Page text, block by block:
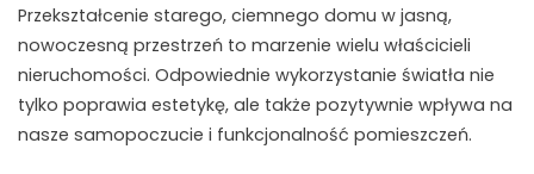
Przekształcenie starego, ciemnego domu w jasną,
nowoczesną przestrzeń to marzenie wielu właścicieli
nieruchomości. Odpowiednie wykorzystanie światła nie
tylko poprawia estetykę, ale także pozytywnie wpływa na
nasze samopoczucie i funkcjonalność pomieszczeń.